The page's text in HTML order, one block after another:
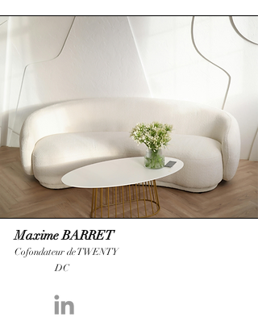
Maxime BARRET
Cofondateur de TWENTY
DC